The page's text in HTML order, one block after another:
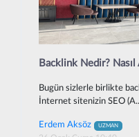
Backlink Nedir? Nasıl
Bugün sizlerle birlikte
İnternet sitenizin SEO
Erdem Aksöz UZMAN